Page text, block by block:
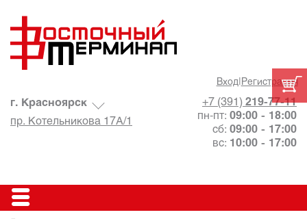
Вход| Регистрация
+7 (391) 219-77-11
пн-пт: 09:00 - 18:00
сб: 09:00 - 17:00
вс: 10:00 - 17:00
г. Красноярск
пр. Котельникова 17А/1